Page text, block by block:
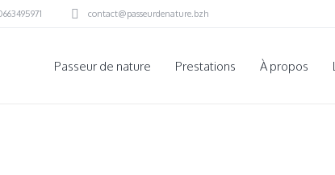
contact@passeurdenature.bzh
Passeur de nature Prestations À propos